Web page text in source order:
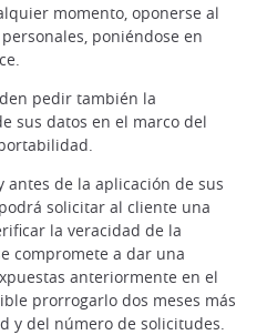
momento, oponerse al
poniéndose en
pedir también la
sus datos en el marco del
antes de la aplicación de sus
solicitar al cliente una
la veracidad de la
compromete a dar una
anteriormente en el
prorrogarlo dos meses más
y del número de solicitudes.